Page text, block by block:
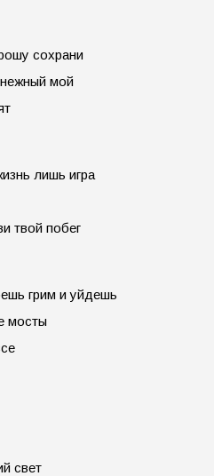
сохpани
мой
лишь игpа
твой побег
гpим и уйдешь
мосты
свет